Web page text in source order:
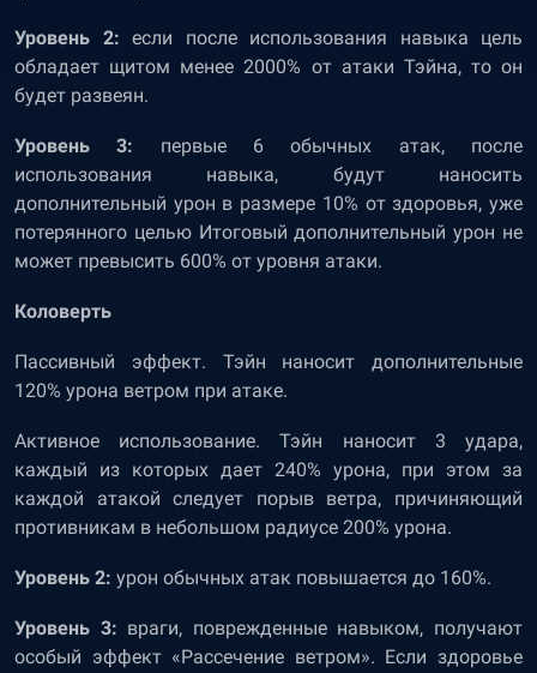
Уровень 2: если после использования навыка цель
обладает щитом менее 2000% от атаки Тэйна, то он
будет развеян.
Уровень 3: первые 6 обычных атак, после
использования навыка, будут наносить
дополнительный урон в размере 10% от здоровья, уже
потерянного целью Итоговый дополнительный урон не
может превысить 600% от уровня атаки.
Коловерть
Пассивный эффект. Тэйн наносит дополнительные
120% урона ветром при атаке.
Активное использование. Тэйн наносит 3 удара,
каждый из которых дает 240% урона, при этом за
каждой атакой следует порыв ветра, причиняющий
противникам в небольшом радиусе 200% урона.
Уровень 2: урон обычных атак повышается до 160%.
Уровень 3: враги, поврежденные навыком, получают
особый эффект «Рассечение ветром». Если здоровье